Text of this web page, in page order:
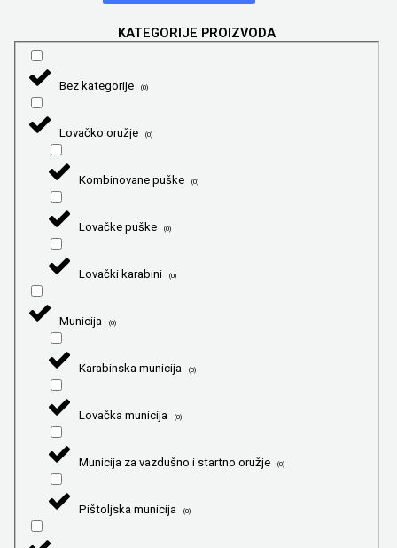
KATEGORIJE PROIZVODA
Bez kategorije (0)
Lovačko oružje (0)
Kombinovane puške (0)
Lovačke puške (0)
Lovački karabini (0)
Municija (0)
Karabinska municija (0)
Lovačka municija (0)
Municija za vazdušno i startno oružje (0)
Pištoljska municija (0)